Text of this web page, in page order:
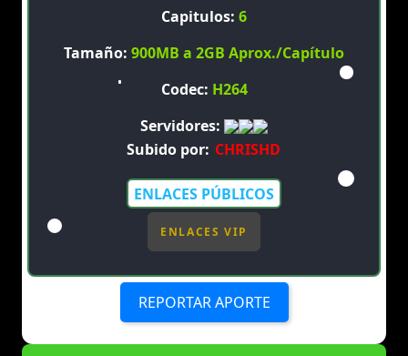
Capitulos: 6
Tamaño: 900MB a 2GB Aprox./Capítulo
Codec: H264
Servidores:
Subido por: CHRISHD
ENLACES PÚBLICOS
ENLACES VIP
REPORTAR APORTE